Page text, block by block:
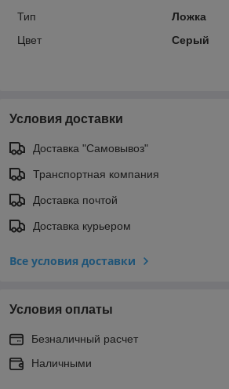
Тип
Ложка
Цвет
Серый
Условия доставки
Доставка "Самовывоз"
Транспортная компания
Доставка почтой
Доставка курьером
Все условия доставки
Условия оплаты
Безналичный расчет
Наличными